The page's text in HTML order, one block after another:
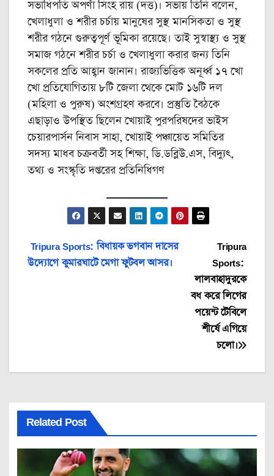
সভাধিপতি অপর্ণা সিংহ রায় (দত্ত)। সভায় তিনি বলেন,
খেলাধুলা ও শরীর চর্চায় মানুষের সুস্থ মানসিকতা ও সুস্থ
শরীর গঠনে গুরুত্বপূর্ণ ভূমিকা রয়েছে। তাই সুস্বাস্থ্য ও সুস্থ
সমাজ গঠনে শরীর চর্চা ও খেলাধুলা করার জন্য তিনি
সকলের প্রতি আহ্বান জানান। রাজ্যভিত্তিক অনূর্ধ্ব ১৭ খো
খো প্রতিযোগিতায় ৮টি জেলা থেকে মোট ১৬টি দল
(মহিলা ও পুরুষ) অংশগ্রহণ করবে। প্রস্তুতি বৈঠকে
এছাড়াও উপস্থিত ছিলেন খোয়াই পুরপরিষদের ভাইস
চেয়ারপার্সন নিবাস সাহা, খোয়াই পঞ্চায়েত সমিতির
সদস্য মাধব চক্রবর্তী সহ শিক্ষা, ডি.ডব্লিউ.এস, বিদ্যুৎ,
তথ্য ও সংস্কৃতি দপ্তরের প্রতিনিধিগণ
Post
navigation
Tripura
Sports:
লালবাহাদুরকে
বধ করে লিগের
পয়েন্ট টেবিলে
শীর্ষে এগিয়ে
চলো।
Tripura Sports: বিধায়ক ভগবান দাসের
উদ্যোগে কুমারঘাটে মেগা ফুটবল আসর।
Related Post